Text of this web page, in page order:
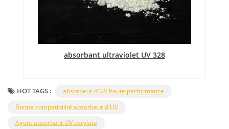
absorbant ultraviolet UV 328
HOT TAGS :
absorbeur d'UV haute performance
Bonne compatibilité absorbeur d'UV
Agent absorbant UV acrylate